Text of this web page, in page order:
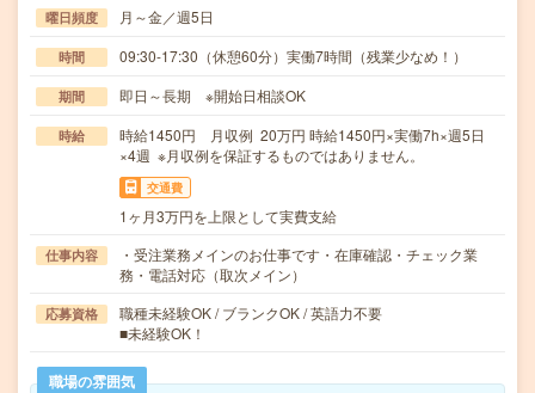
曜日頻度 月～金／週5日
時間 09:30-17:30（休憩60分）実働7時間（残業少なめ！）
期間 即日～長期 ※開始日相談OK
時給
時給1450円 月収例 20万円 時給1450円×実働7h×週5日
×4週 ※月収例を保証するものではありません。
交通費
1ヶ月3万円を上限として実費支給
仕事内容
・受注業務メインのお仕事です・在庫確認・チェック業
務・電話対応（取次メイン）
応募資格
職種未経験OK / ブランクOK / 英語力不要
■未経験OK！
職場の雰囲気